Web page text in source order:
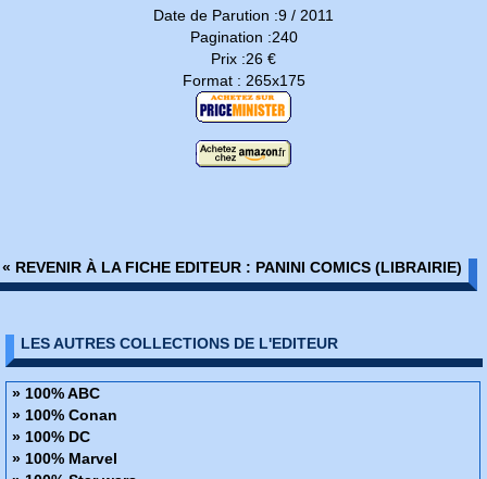
Date de Parution :9 / 2011
Pagination :240
Prix :26 €
Format : 265x175
« REVENIR À LA FICHE EDITEUR : PANINI COMICS (LIBRAIRIE)
LES AUTRES COLLECTIONS DE L'EDITEUR
» 100% ABC
» 100% Conan
» 100% DC
» 100% Marvel